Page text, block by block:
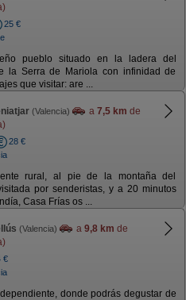
25 €
pueblo situado en la ladera del
la Serra de Mariola con infinidad de
que visitar: are ...
(Valencia) a 7,5 km de
28 €
rural, al pie de la montaña del
por senderistas, y a 20 minutos
Casa Frías os ...
(Valencia) a 9,8 km de
€
donde podrás degustar de